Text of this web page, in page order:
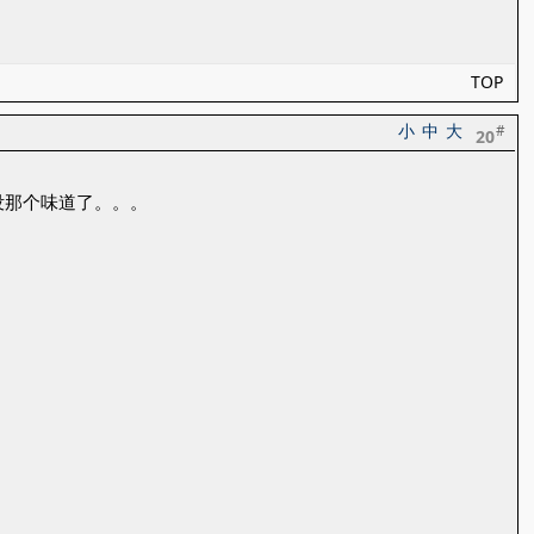
TOP
20#
大
中
小
个味道了。。。